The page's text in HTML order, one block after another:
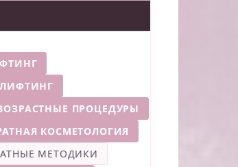
ЛИФТИНГ
ПРОЦЕДУРЫ
КОСМЕТОЛОГИЯ
МЕТОДИКИ